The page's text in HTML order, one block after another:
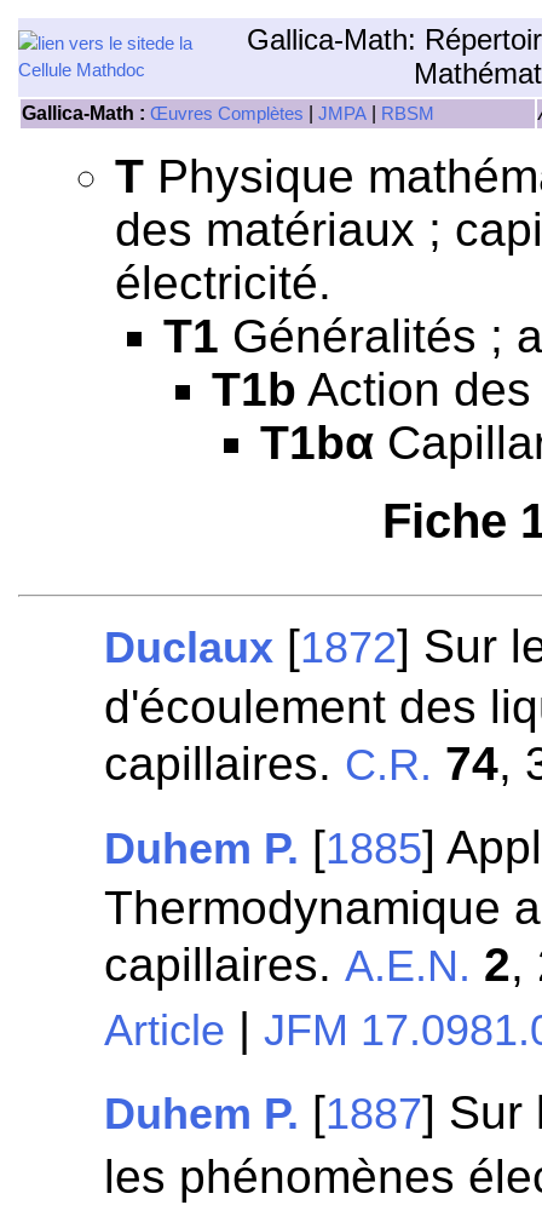
Gallica-Math:
Gallica-Math : Œuvres Complètes JMPA RBSM
T Physique
des matériaux ;
électricité.
T1 Généralités ;
T1b Action
T1bα
Fiche
Duclaux [1872] Sur
d'écoulement des
capillaires. C.R. 74,
Duhem P. [1885]
Thermodynamique
capillaires.A.E.N. 2,
Article |JFM
Duhem P. [1887] Sur
les phénomènes